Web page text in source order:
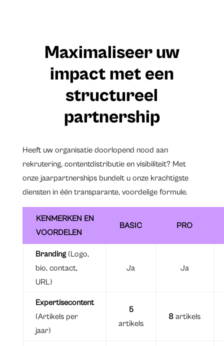
Maximaliseer uw
impact met een
structureel
partnership
Heeft uw organisatie doorlopend nood aan
rekrutering, contentdistributie en visibiliteit? Met
onze jaarpartnerships bundelt u onze krachtigste
diensten in één transparante, voordelige formule.
KENMERKEN EN
VOORDELEN
BASIC PRO
Branding(Logo,
bio, contact,
URL)
Ja Ja
Expertisecontent
(Artikels per
jaar)
5
artikels
8 artikels